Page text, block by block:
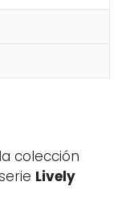
colección
Lively